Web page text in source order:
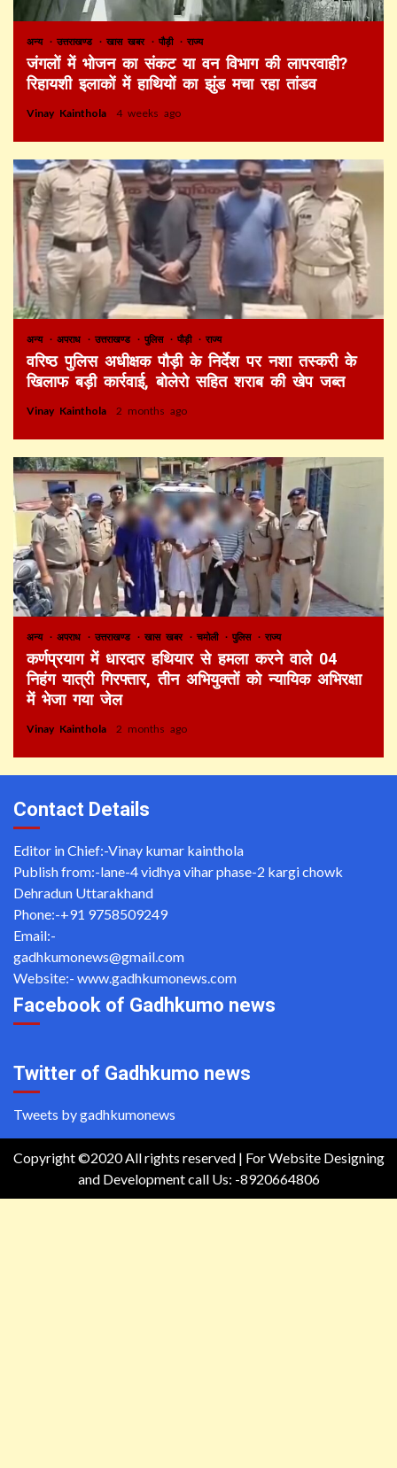
अन्य उत्तराखण्ड खास खबर पौड़ी राज्य
जंगलों में भोजन का संकट या वन विभाग की लापरवाही?
रिहायशी इलाकों में हाथियों का झुंड मचा रहा तांडव
Vinay Kainthola 4 weeks ago
अन्य अपराध उत्तराखण्ड पुलिस पौड़ी राज्य
वरिष्ठ पुलिस अधीक्षक पौड़ी के निर्देश पर नशा तस्करी के
खिलाफ बड़ी कार्रवाई, बोलेरो सहित शराब की खेप जब्त
Vinay Kainthola 2 months ago
अन्य अपराध उत्तराखण्ड खास खबर चमोली पुलिस राज्य
कर्णप्रयाग में धारदार हथियार से हमला करने वाले 04
निहंग यात्री गिरफ्तार, तीन अभियुक्तों को न्यायिक अभिरक्षा
में भेजा गया जेल
Vinay Kainthola 2 months ago
Contact Details
Editor in Chief:-Vinay kumar kainthola
Publish from:-lane-4 vidhya vihar phase-2 kargi chowk
Dehradun Uttarakhand
Phone:-+91 9758509249
Email:-
gadhkumonews@gmail.com
Website:- www.gadhkumonews.com
Facebook of Gadhkumo news
Twitter of Gadhkumo news
Tweets by gadhkumonews
Copyright ©2020 All rights reserved | For Website Designing
and Development call Us: -8920664806